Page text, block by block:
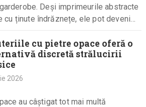
Deși imprimeurile abstracte
cu ținute îndrăznețe, ele pot deveni
cu pietre opace oferă o
discretă strălucirii
2026
au câștigat tot mai multă